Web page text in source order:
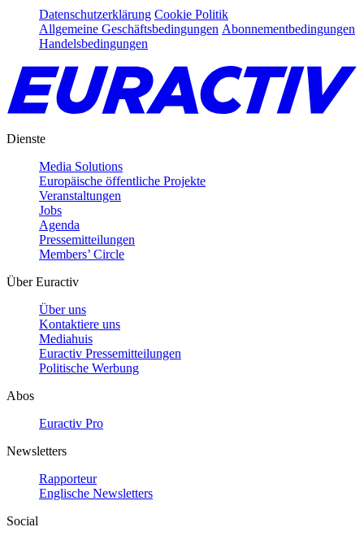
Datenschutzerklärung Cookie Politik
Allgemeine Geschäftsbedingungen Abonnementbedingungen
Handelsbedingungen
Dienste
Media Solutions
Europäische öffentliche Projekte
Veranstaltungen
Jobs
Agenda
Pressemitteilungen
Members’ Circle
Über Euractiv
Über uns
Kontaktiere uns
Mediahuis
Euractiv Pressemitteilungen
Politische Werbung
Abos
Euractiv Pro
Newsletters
Rapporteur
Englische Newsletters
Social